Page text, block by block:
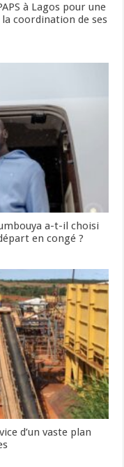
à Lagos pour une
coordination de ses
a-t-il choisi
en congé ?
d’un vaste plan